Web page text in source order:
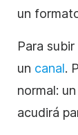
un
Para
un canal.
normal:
acudirá